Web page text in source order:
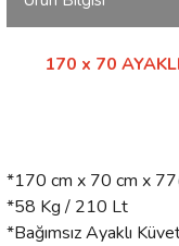
170 x 70
*170 cm x 70 cm x
*58 Kg / 210 Lt
*Bağımsız Ayaklı